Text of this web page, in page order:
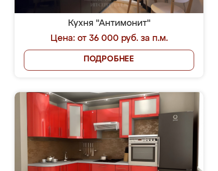
Кухня "Антимонит"
Цена: от 36 000 руб. за п.м.
ПОДРОБНЕЕ